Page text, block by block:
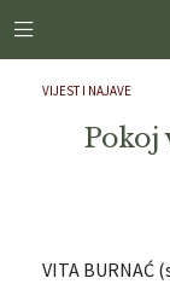
VIJEST I NAJAVE
Pokoj
VITA BURNAĆ